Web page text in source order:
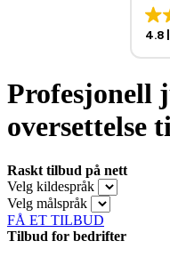
4.8
Profesjonell
oversettelse
Raskt tilbud på nett
Velg kildespråk
Velg målspråk
FÅ ET TILBUD
Tilbud for bedrifter